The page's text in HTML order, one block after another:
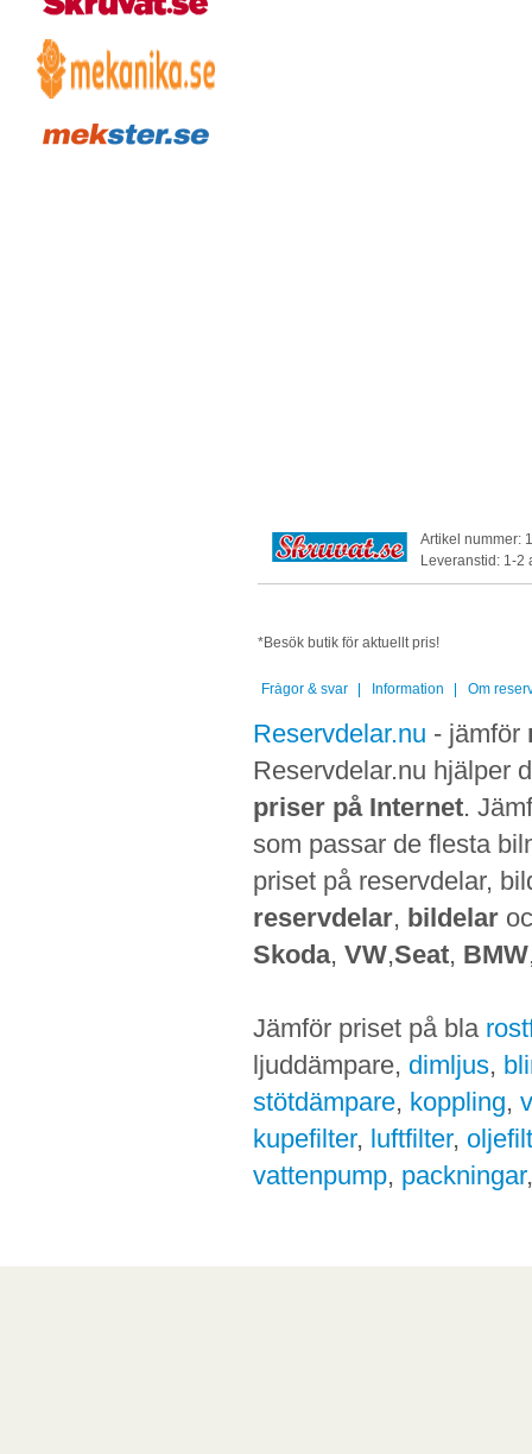
Artikel nummer:
Leveranstid: 1-2
*Besök butik för aktuellt pris!
Frågor & svar Information Om
Reservdelar.nu - jämför
Reservdelar.nu hjälper
priser på Internet.
som passar de flesta
priset på reservdelar,
reservdelar, bildelar
Skoda, VW,Seat, BMW
Jämför priset på bla
ljuddämpare, dimljus,
stötdämpare, koppling,
kupefilter, luftfilter,
vattenpump, packningar